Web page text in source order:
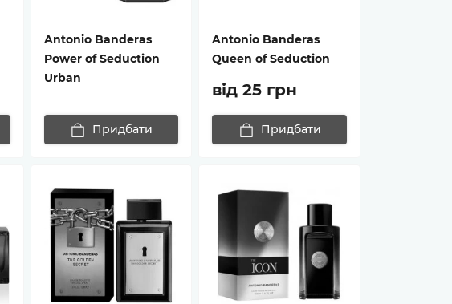
Antonio Banderas
Power of Seduction
Urban
Придбати
Antonio Banderas
Queen of Seduction
від 25 грн
Придбати